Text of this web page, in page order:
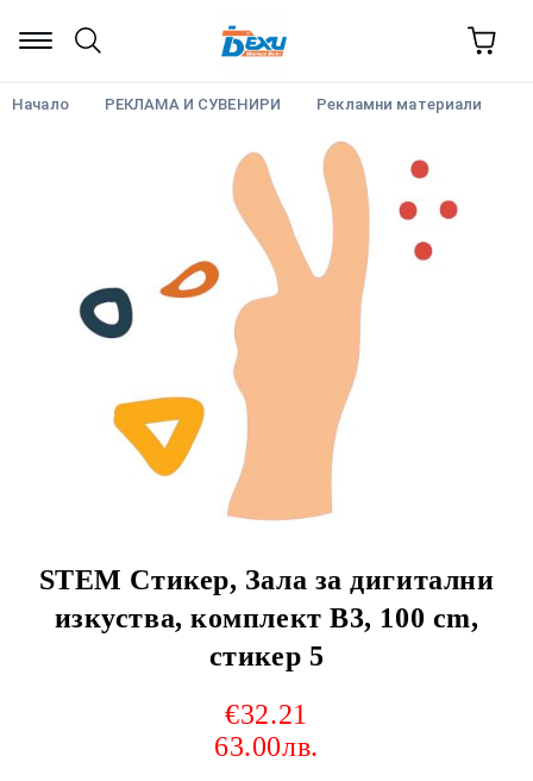
Начало РЕКЛАМА И СУВЕНИРИ Рекламни материали
STEM Стикер, Зала за дигитални
изкуства, комплект B3, 100 cm,
стикер 5
€32.21
63.00лв.